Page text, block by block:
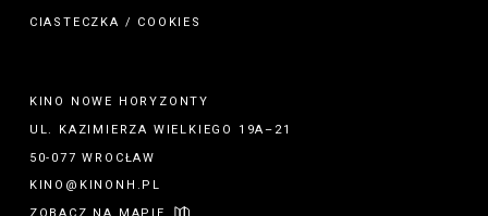
CIASTECZKA / COOKIES
KINO NOWE HORYZONTY
UL. KAZIMIERZA WIELKIEGO 19A–21
50-077 WROCŁAW
KINO@KINONH.PL
ZOBACZ NA MAPIE